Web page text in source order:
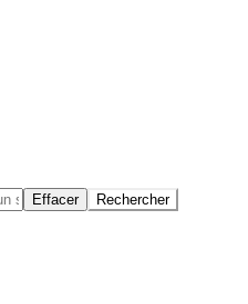
Effacer Rechercher